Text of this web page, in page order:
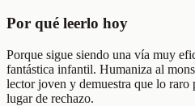
Por qué leerlo hoy
Porque sigue siendo una vía muy
fantástica infantil. Humaniza al
lector joven y demuestra que lo raro
lugar de rechazo.